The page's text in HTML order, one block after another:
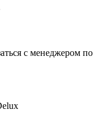
с менеджером по